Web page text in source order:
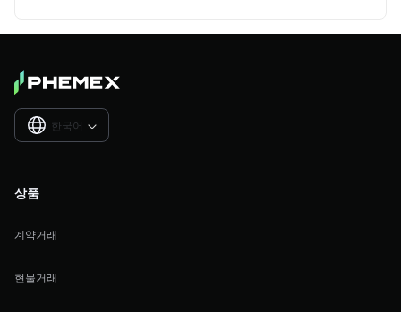
한국어 
상품
계약거래
현물거래